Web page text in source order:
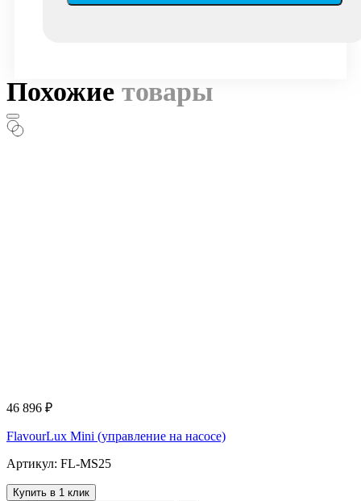
Похожие товары
46 896 ₽
FlavourLux Mini (управление на насосе)
Артикул: FL-MS25
Купить в 1 клик